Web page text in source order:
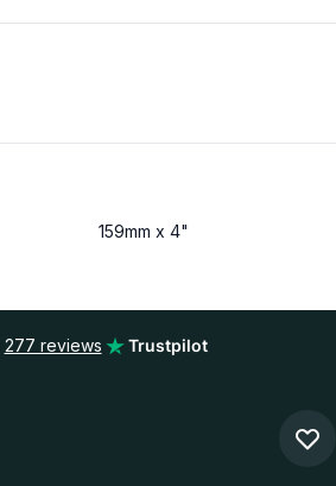
159mm x 4"
277 reviews Trustpilot